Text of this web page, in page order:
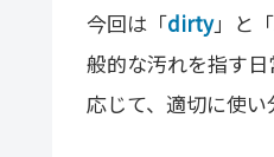
今回は「dirty」と「
般的な汚れを指す
応じて、適切に使い